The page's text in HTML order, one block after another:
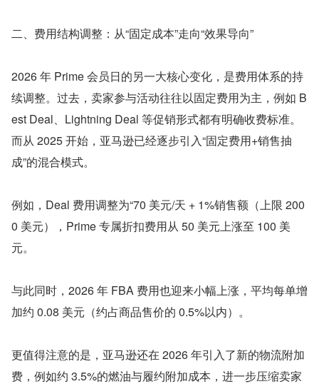
二、费用结构调整：从“固定成本”走向“效果导向”
2026 年 Prime 会员日的另一大核心变化，是费用体系的持
续调整。过去，卖家参与活动往往以固定费用为主，例如 B
est Deal、Lightning Deal 等促销形式都有明确收费标准。
而从 2025 开始，亚马逊已经逐步引入“固定费用+销售抽
成”的混合模式。
例如，Deal 费用调整为“70 美元/天 + 1%销售额（上限 200
0 美元），Prime 专属折扣费用从 50 美元上涨至 100 美
元。
与此同时，2026 年 FBA 费用也迎来小幅上涨，平均每单增
加约 0.08 美元（约占商品售价的 0.5%以内）。
更值得注意的是，亚马逊还在 2026 年引入了新的物流附加
费，例如约 3.5%的燃油与履约附加成本，进一步压缩卖家